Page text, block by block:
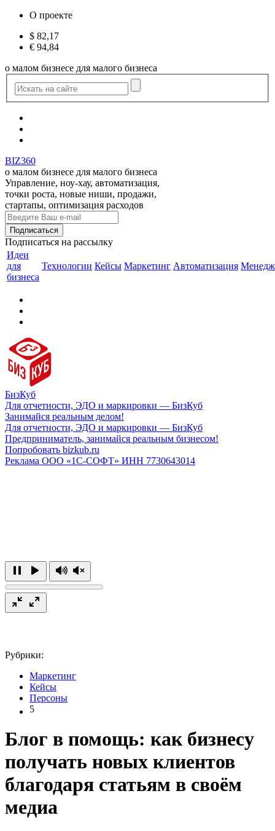
О проекте
$ 82,17
€ 94,84
о малом бизнесе для малого бизнеса
BIZ360
о малом бизнесе для малого бизнеса
Управление, ноу-хау, автоматизация,
точки роста, новые ниши, продажи,
стартапы, оптимизация расходов
Подписаться на рассылку
Идеи
для
бизнеса
Технологии Кейсы Маркетинг Автоматизация
БизКуб
Для отчетности, ЭДО и маркировки — БизКуб
Занимайся реальным делом!
Для отчетности, ЭДО и маркировки — БизКуб
Предприниматель, занимайся реальным бизнесом!
Попробовать bizkub.ru
Реклама ООО «1С-СОФТ» ИНН 7730643014
Рубрики:
Маркетинг
Кейсы
Персоны
5
Блог в помощь: как бизнесу
получать новых клиентов
благодаря статьям в своём
медиа